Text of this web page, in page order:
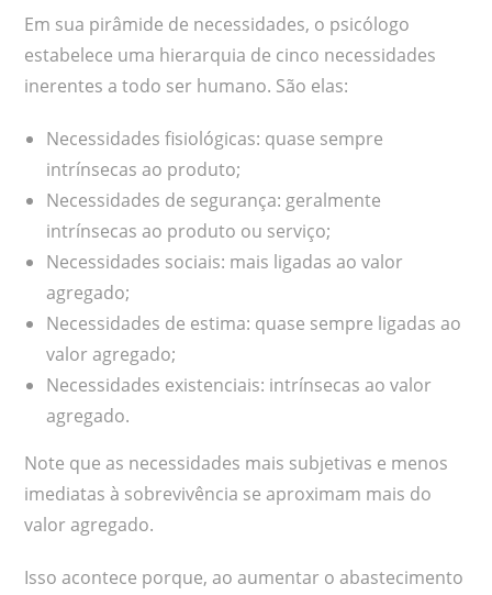
Em sua pirâmide de necessidades, o psicólogo
estabelece uma hierarquia de cinco necessidades
inerentes a todo ser humano. São elas:
Necessidades fisiológicas: quase sempre
intrínsecas ao produto;
Necessidades de segurança: geralmente
intrínsecas ao produto ou serviço;
Necessidades sociais: mais ligadas ao valor
agregado;
Necessidades de estima: quase sempre ligadas ao
valor agregado;
Necessidades existenciais: intrínsecas ao valor
agregado.
Note que as necessidades mais subjetivas e menos
imediatas à sobrevivência se aproximam mais do
valor agregado.
Isso acontece porque, ao aumentar o abastecimento